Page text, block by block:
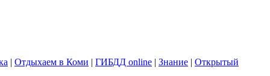
| Отдыхаем в Коми | ГИБДД online | Знание | Открытый